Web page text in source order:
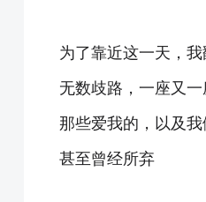
为了靠近这一天，我
无数歧路，一座又一
那些爱我的，以及
甚至曾经所弃